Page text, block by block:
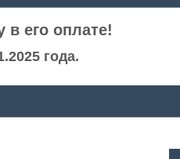
в его оплате!
года.